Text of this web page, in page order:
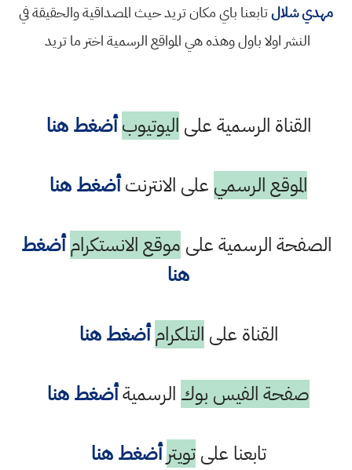
مهدي شلالتابعنا باي مكان تريد حيث المصداقية والحقيقة في
النشر اولا باول وهذه هي المواقع الرسمية اختر ما تريد
القناة الرسمية على اليوتيوب أضغط هنا
الموقع الرسمي على الانترنتأضغط هنا
الصفحة الرسمية على موقع الانستكرام أضغط
هنا
القناة على التلكرام أضغط هنا
صفحة الفيس بوك الرسميةأضغط هنا
تابعنا علىتويتر أضغط هنا